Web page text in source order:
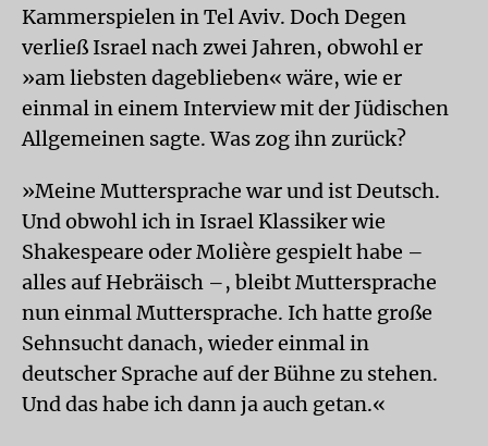
Kammerspielen in Tel Aviv. Doch Degen
verließ Israel nach zwei Jahren, obwohl er
»am liebsten dageblieben« wäre, wie er
einmal in einem Interview mit der Jüdischen
Allgemeinen sagte. Was zog ihn zurück?
»Meine Muttersprache war und ist Deutsch.
Und obwohl ich in Israel Klassiker wie
Shakespeare oder Molière gespielt habe –
alles auf Hebräisch –, bleibt Muttersprache
nun einmal Muttersprache. Ich hatte große
Sehnsucht danach, wieder einmal in
deutscher Sprache auf der Bühne zu stehen.
Und das habe ich dann ja auch getan.«